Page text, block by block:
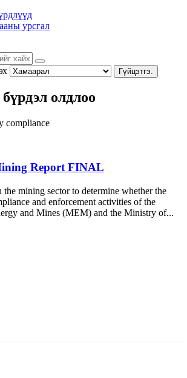
урсгал
Гүйцэтгэ.
олдлоо
compliance
Report FINAL
mining sector to determine whether the
and enforcement activities of the
and Mines (MEM) and the Ministry of...